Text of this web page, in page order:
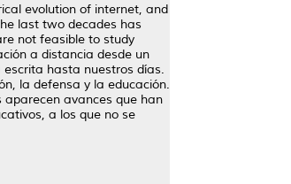
evolution of internet, and
last two decades has
not feasible to study
a distancia desde un
hasta nuestros días.
la defensa y la educación.
aparecen avances que han
a los que no se